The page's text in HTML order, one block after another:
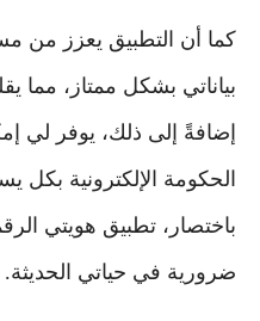
كما أن التطبيق يعزز من
بياناتي بشكل ممتاز، مما
إضافةً إلى ذلك، يوفر لي
الحكومة الإلكترونية بكل
باختصار، تطبيق هويتي
ضرورية في حياتي الحديثة.